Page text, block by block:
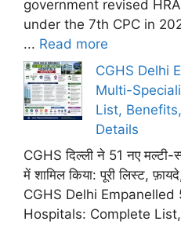
government revised
under the 7th CPC in
... Read more
CGHS Delhi
Multi-
List,
Details
CGHS दिल्ली ने 51 नए मल्टी-
में शामिल किया: पूरी लिस्ट,
CGHS Delhi
Hospitals: Complete